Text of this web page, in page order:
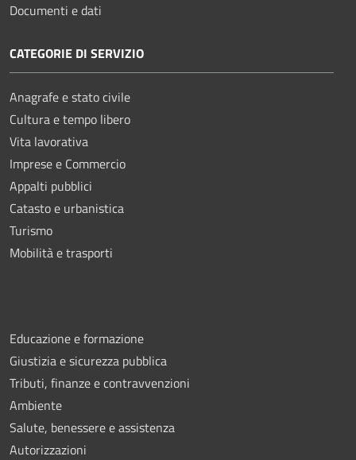
Documenti e dati
CATEGORIE DI SERVIZIO
Anagrafe e stato civile
Cultura e tempo libero
Vita lavorativa
Imprese e Commercio
Appalti pubblici
Catasto e urbanistica
Turismo
Mobilità e trasporti
Educazione e formazione
Giustizia e sicurezza pubblica
Tributi, finanze e contravvenzioni
Ambiente
Salute, benessere e assistenza
Autorizzazioni